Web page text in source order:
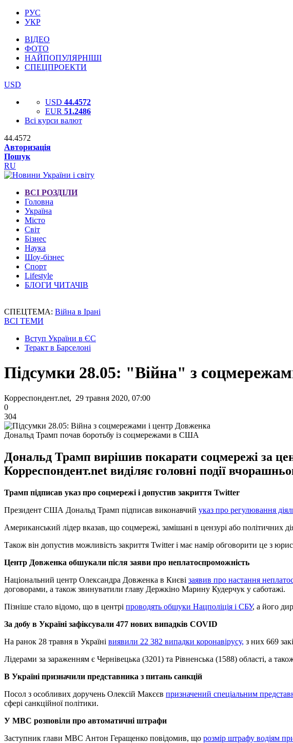
РУС
УКР
ВІДЕО
ФОТО
НАЙПОПУЛЯРНІШІ
СПЕЦПРОЕКТИ
USD
USD 44.4572
EUR 51.2486
Всі курси валют
44.4572
Авторизація
Пошук
RU
ВСІ РОЗДІЛИ
Головна
Україна
Місто
Світ
Бізнес
Наука
Шоу-бізнес
Спорт
Lifestyle
БЛОГИ ЧИТАЧІВ
СПЕЦТЕМА: Війна в Ірані
ВСІ ТЕМИ
Вступ України в ЄС
Теракт в Барселоні
Підсумки 28.05: "Війна" з
Корреспондент.net, 29 травня 2020, 07:00
0
304
Дональд Трамп почав боротьбу із соцмережами в США
Дональд Трамп вирішив покарати соцмережі за
Корреспондент.net виділяє головні події
Трамп підписав указ про соцмережі і допустив закриття Twitter
Президент США Дональд Трамп підписав виконавчий указ про регулювання
Американський лідер вказав, що соцмережі, замішані в цензурі або політичних
Також він допустив можливість закриття Twitter і має намір обговорити це з
Центр Довженка обшукали після заяви про неплатоспроможність
Національний центр Олександра Довженка в Києві заявив про настання
договорами, а також звинуватили главу Держкіно Марину Кудерчук у саботажі.
Пізніше стало відомо, що в центрі проводять обшуки Нацполіція і СБУ, а його
За добу в Україні зафіксували 477 нових випадків COVID
На ранок 28 травня в Україні виявили 22 382 випадки коронавірусу, з них 669
Лідерами за зараженням є Чернівецька (3201) та Рівненська (1588) області, а
В Україні призначили представника з питань санкцій
Посол з особливих доручень Олексій Макєєв призначений спеціальним
сфері санкційної політики.
У МВС розповіли про автоматичні штрафи
Заступник глави МВС Антон Геращенко повідомив, що розмір штрафу водіям